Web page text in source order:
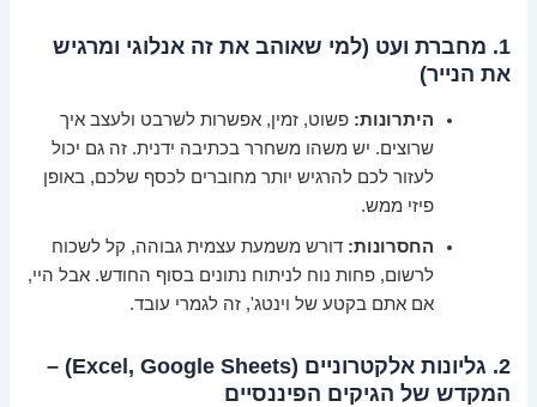
1. מחברת ועט (למי שאוהב את זה אנלוגי ומרגיש
את הנייר)
היתרונות: פשוט, זמין, אפשרות לשרבט ולעצב איך
שרוצים. יש משהו משחרר בכתיבה ידנית. זה גם יכול
לעזור לכם להרגיש יותר מחוברים לכסף שלכם, באופן
פיזי ממש.
החסרונות: דורש משמעת עצמית גבוהה, קל לשכוח
לרשום, פחות נוח לניתוח נתונים בסוף החודש. אבל היי,
אם אתם בקטע של וינטג', זה לגמרי עובד.
2. גליונות אלקטרוניים (Excel, Google Sheets) –
המקדש של הגיקים הפיננסיים